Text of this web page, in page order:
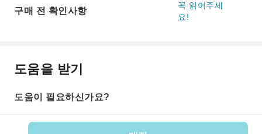
구매 전 확인사항
꼭 읽어주세
요!
도움을 받기
도움이 필요하신가요?